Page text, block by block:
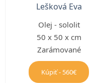
Lešková Eva
Olej - sololit
50 x 50 x cm
Zarámované
Kúpiť - 560€